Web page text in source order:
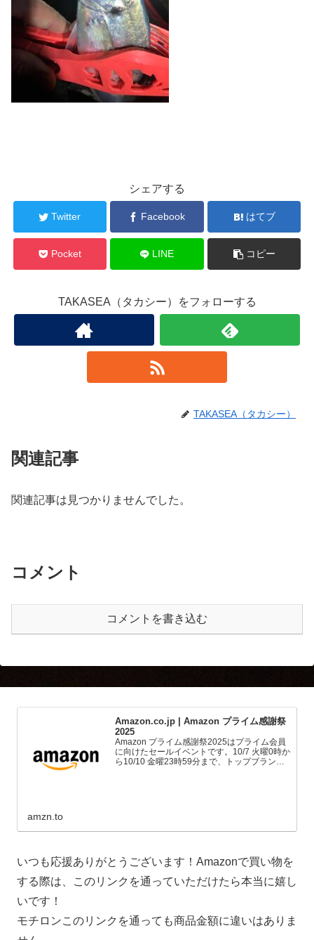
シェアする
Twitter Facebook はてブ
Pocket LINE コピー
TAKASEA（タカシー）をフォローする
TAKASEA（タカシー）
関連記事
関連記事は見つかりませんでした。
コメント
コメントを書き込む
Amazon.co.jp | Amazon プライム感謝祭
2025
Amazon プライム感謝祭2025はプライム会員
に向けたセールイベントです。10/7 火曜0時か
ら10/10 金曜23時59分まで、トップブランド
amzn.to
いつも応援ありがとうございます！Amazonで買い物を
する際は、このリンクを通っていただけたら本当に嬉し
いです！
モチロンこのリンクを通っても商品金額に違いはありま